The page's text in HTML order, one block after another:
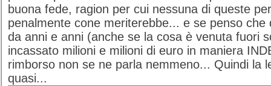
buona fede, ragion per cui nessuna di queste
penalmente cone meriterebbe... e se penso
da anni e anni (anche se la cosa è venuta fuori
incassato milioni e milioni di euro in maniera
rimborso non se ne parla nemmeno... Quindi la
quasi...